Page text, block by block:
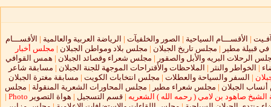
| الأقســـام السياحية | الصور والخلفيآت | الرياضة العربية والعالمية | الأقســـام
في قبيلة مطير | مجلس تاريخ الجبلان | مجلس بلاد ومواطن الجبلان | مجلس أخبار
الرحلات البريه والأبل والصقور | مجلس شعراء وقصائد الجبلان | همس القوافي
| الخواطر والنثر | الملاحظات والأقتراحات الموجهة للجنة الجبلان | مسابقة شاعر
| السفر والسياحة والعطلات | مجلس انتخابات الكويت | مسابقة مغترة الجبلان
الجبلان | مجلس شعراء مطير | مجلس المحاورات الشعرية المنقولة | مجلس
الشيخ صاهود بن لامي ( رحمه الله ) الشعريه | قسم التسجيل | هواة التصوير Photo
|